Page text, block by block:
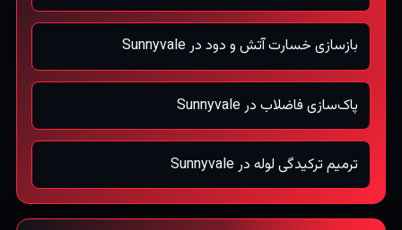
بازسازی خسارت آتش و دود در Sunnyvale
پاک‌سازی فاضلاب در Sunnyvale
ترمیم ترکیدگی لوله در Sunnyvale